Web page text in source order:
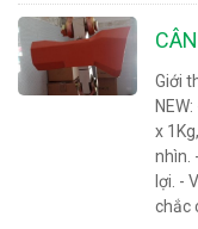
Giới
x
nhìn.
lợi. -
chắc